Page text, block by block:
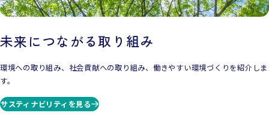
未来につながる取り組み
環境への取り組み、社会貢献への取り組み、働きやすい環境づくりを紹介しま
す。
サスティナビリティを見る